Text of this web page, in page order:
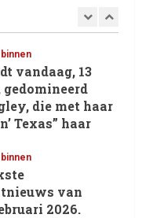
vandaag, 13
gedomineerd
die met haar
Texas” haar
van
2026.